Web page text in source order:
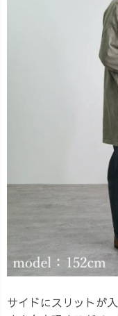
サイドにスリットが